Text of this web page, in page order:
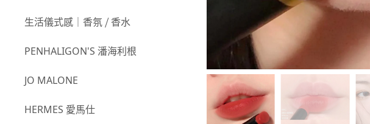
UNDEFEATED
FILA
POLO RALPH LAUREN
NIKE
生活儀式感｜香氛 ⧸ 香水
PENHALIGON'S 潘海利根
JO MALONE
HERMES 愛馬仕